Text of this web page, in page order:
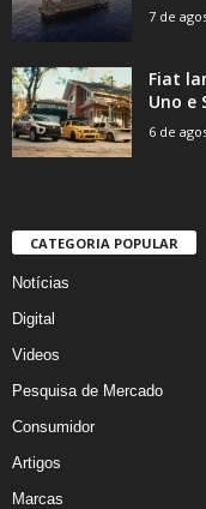
7 de
Fiat
Uno e
6 de
CATEGORIA POPULAR
Notícias
Digital
Videos
Pesquisa de Mercado
Consumidor
Artigos
Marcas